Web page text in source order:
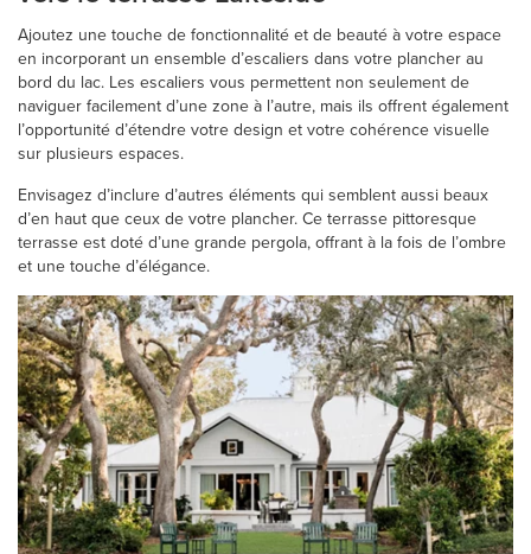
Ajoutez une touche de fonctionnalité et de beauté à votre espace
en incorporant un ensemble d’escaliers dans votre plancher au
bord du lac. Les escaliers vous permettent non seulement de
naviguer facilement d’une zone à l’autre, mais ils offrent également
l’opportunité d’étendre votre design et votre cohérence visuelle
sur plusieurs espaces.
Envisagez d’inclure d’autres éléments qui semblent aussi beaux
d’en haut que ceux de votre plancher. Ce terrasse pittoresque
terrasse est doté d’une grande pergola, offrant à la fois de l’ombre
et une touche d’élégance.